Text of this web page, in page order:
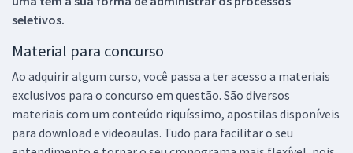
seletivos.
Material para concurso
Ao adquirir algum curso, você passa a ter acesso a materiais
exclusivos para o concurso em questão. São diversos
materiais com um conteúdo riquíssimo, apostilas disponíveis
para download e videoaulas. Tudo para facilitar o seu